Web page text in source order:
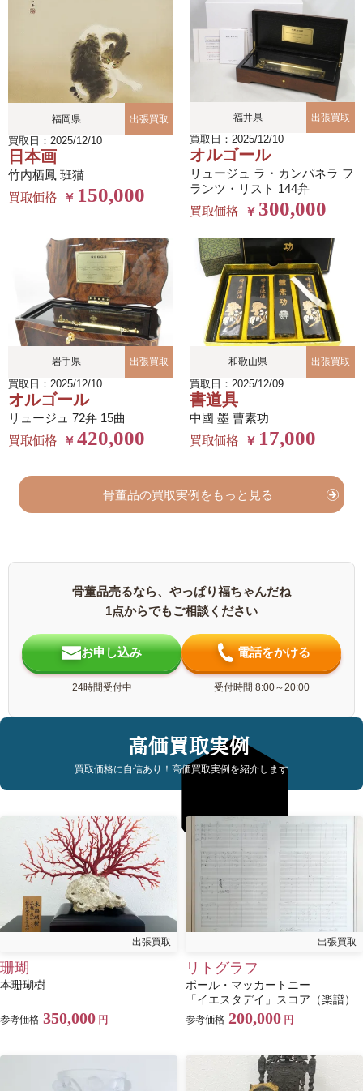
福岡県 出張買取
買取日：2025/12/10
日本画
竹内栖鳳 班猫
買取価格 ￥ 150,000
福井県 出張買取
買取日：2025/12/10
オルゴール
リュージュ ラ・カンパネラ フ
ランツ・リスト 144弁
買取価格 ￥ 300,000
岩手県 出張買取
買取日：2025/12/10
オルゴール
リュージュ 72弁 15曲
買取価格 ￥ 420,000
和歌山県 出張買取
買取日：2025/12/09
書道具
中國 墨 曹素功
買取価格 ￥ 17,000
骨董品の買取実例をもっと見る
骨董品売るなら、やっぱり福ちゃんだね
1点からでもご相談ください
お申し込み
24時間受付中
電話をかける
受付時間 8:00～20:00
高価買取実例
買取価格に自信あり！高価買取実例を紹介します
出張買取
珊瑚
本珊瑚樹
参考価格 350,000 円
出張買取
リトグラフ
ポール・マッカートニー
「イエスタデイ」スコア（楽譜）
参考価格 200,000 円